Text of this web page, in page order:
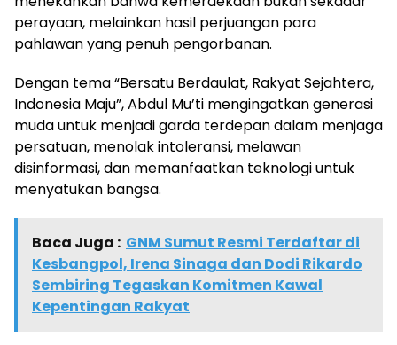
perayaan, melainkan hasil perjuangan para
pahlawan yang penuh pengorbanan.
Dengan tema “Bersatu Berdaulat, Rakyat Sejahtera,
Indonesia Maju”, Abdul Mu’ti mengingatkan generasi
muda untuk menjadi garda terdepan dalam menjaga
persatuan, menolak intoleransi, melawan
disinformasi, dan memanfaatkan teknologi untuk
menyatukan bangsa.
Baca Juga : GNM Sumut Resmi Terdaftar di
Kesbangpol, Irena Sinaga dan Dodi Rikardo
Sembiring Tegaskan Komitmen Kawal
Kepentingan Rakyat